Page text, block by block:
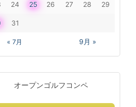
24 25 26 27 28 29
31
« 7月 9月 »
オープンゴルフコンペ